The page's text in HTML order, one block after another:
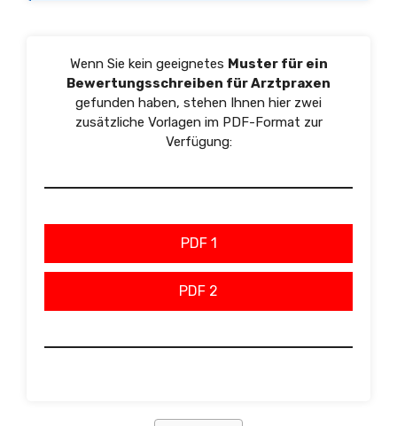
Wenn Sie kein geeignetes Muster für ein
Bewertungsschreiben für Arztpraxen
gefunden haben, stehen Ihnen hier zwei
zusätzliche Vorlagen im PDF-Format zur
Verfügung:
PDF 1
PDF 2